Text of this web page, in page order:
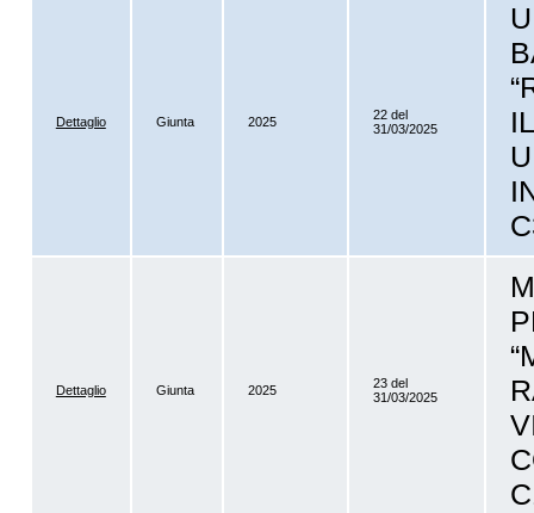
Dettaglio Giunta 2025
22 del
31/03/2025
Dettaglio Giunta 2025
23 del
31/03/2025